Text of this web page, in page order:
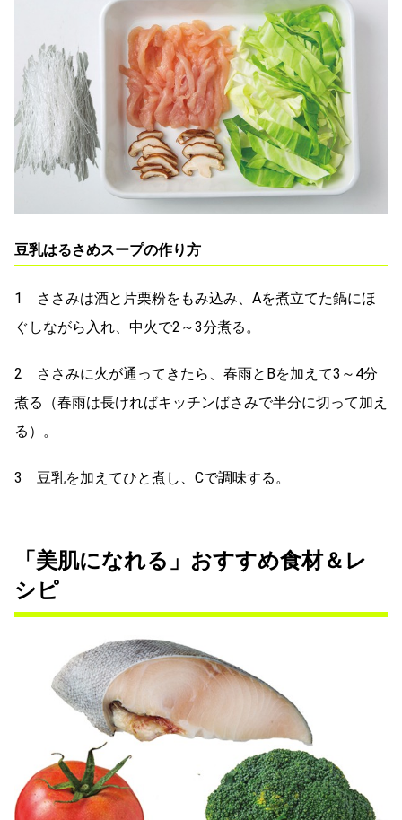
豆乳はるさめスープの作り方
1 ささみは酒と片栗粉をもみ込み、Aを煮立てた鍋にほ
ぐしながら入れ、中火で2～3分煮る。
2 ささみに火が通ってきたら、春雨とBを加えて3～4分
煮る（春雨は長ければキッチンばさみで半分に切って加え
る）。
3 豆乳を加えてひと煮し、Cで調味する。
「美肌になれる」おすすめ食材＆レ
シピ